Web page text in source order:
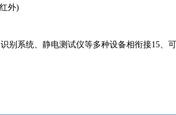
外)
别系统、静电测试仪等多种设备相衔接15、